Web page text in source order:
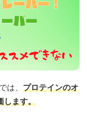
は、 プロテインのオ
します。